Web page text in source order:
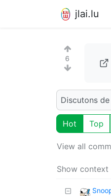
jlai.lu
6
Discutons
Hot Top
View all
Show